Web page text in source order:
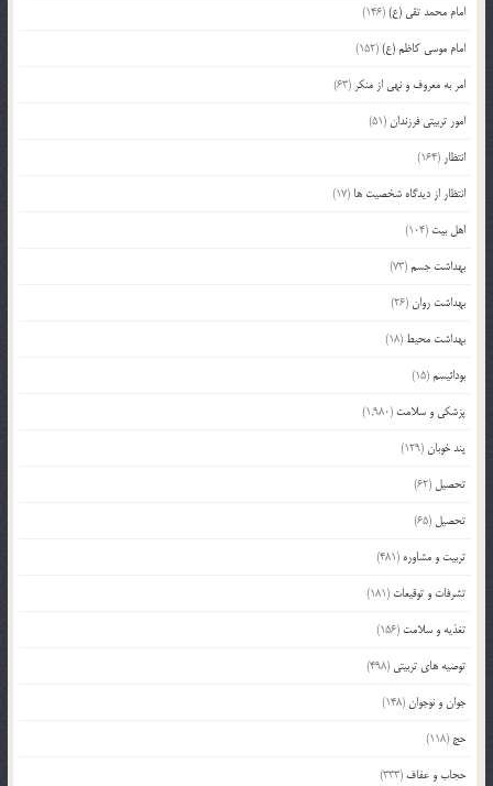
امام محمد تقی (ع)(146)
امام موسی کاظم (ع)(152)
امر به معروف و نهی از منکر (63)
امور تربیتی فرزندان(51)
انتظار (164)
انتظار از دیدگاه شخصیت ها (17)
اهل بیت (104)
بهداشت جسم(73)
بهداشت روان(26)
بهداشت محیط (18)
بودائیسم(15)
پزشکی و سلامت (1,980)
پند خوبان(129)
تحصیل (62)
تحصیل (65)
تربیت و مشاوره (481)
تشرفات و توقیعات (181)
تغذیه و سلامت (156)
توصیه های تربیتی (498)
جوان و نوجوان(148)
حج (118)
حجاب و عفاف (333)